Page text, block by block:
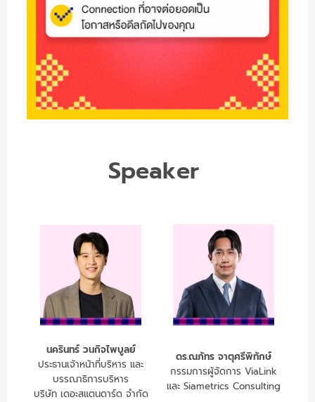
Speaker
นครินทร์ วนกิจไพบูลย์
ประธานเจ้าหน้าที่บริหาร และ
บรรณาธิการบริหาร
บริษัท เดอะสแตนดาร์ด จำกัด
ดร.ณภัทร จาตุศรีพิทักษ์
กรรมการผู้จัดการ ViaLink
และ Siametrics Consulting